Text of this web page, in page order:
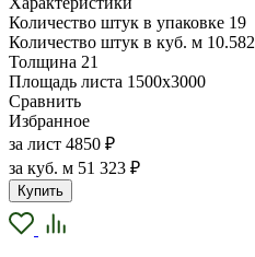
Количество штук в упаковке 19
Количество штук в куб. м 10.582
Толщина 21
Площадь листа 1500х3000
Сравнить
Избранное
за лист 4850 ₽
за куб. м 51 323 ₽
Купить